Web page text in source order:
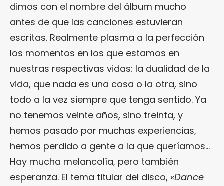
dimos con el nombre del álbum mucho
antes de que las canciones estuvieran
escritas. Realmente plasma a la perfección
los momentos en los que estamos en
nuestras respectivas vidas: la dualidad de la
vida, que nada es una cosa o la otra, sino
todo a la vez siempre que tenga sentido. Ya
no tenemos veinte años, sino treinta, y
hemos pasado por muchas experiencias,
hemos perdido a gente a la que queríamos…
Hay mucha melancolía, pero también
esperanza. El tema titular del disco, «Dance